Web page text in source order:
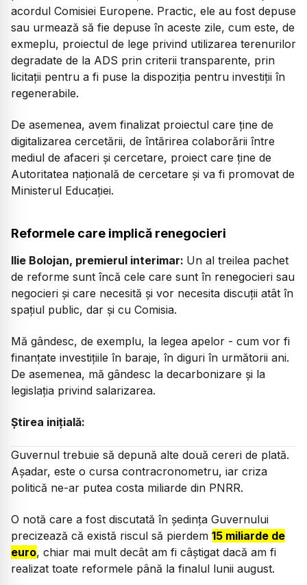
acordul Comisiei Europene. Practic, ele au fost depuse
sau urmează să fie depuse în aceste zile, cum este, de
exmeplu, proiectul de lege privind utilizarea terenurilor
degradate de la ADS prin criterii transparente, prin
licitații pentru a fi puse la dispoziția pentru investiții în
regenerabile.
De asemenea, avem finalizat proiectul care ține de
digitalizarea cercetării, de întărirea colaborării între
mediul de afaceri și cercetare, proiect care ține de
Autoritatea națională de cercetare și va fi promovat de
Ministerul Educației.
Reformele care implică renegocieri
Ilie Bolojan, premierul interimar: Un al treilea pachet
de reforme sunt încă cele care sunt în renegocieri sau
negocieri și care necesită și vor necesita discuții atât în
spațiul public, dar și cu Comisia.
Mă gândesc, de exemplu, la legea apelor - cum vor fi
finanțate investițiile în baraje, în diguri în următorii ani.
De asemenea, mă gândesc la decarbonizare și la
legislația privind salarizarea.
Știrea inițială:
Guvernul trebuie să depună alte două cereri de plată.
Așadar, este o cursa contracronometru, iar criza
politică ne-ar putea costa miliarde din PNRR.
O notă care a fost discutată în ședința Guvernului
precizează că există riscul să pierdem 15 miliarde de
euro, chiar mai mult decât am fi câștigat dacă am fi
realizat toate reformele până la finalul lunii august.